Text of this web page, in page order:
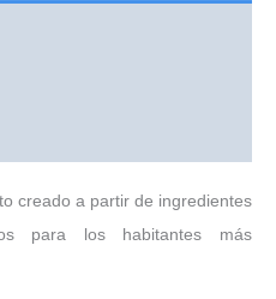
creado a partir de ingredientes
para los habitantes más